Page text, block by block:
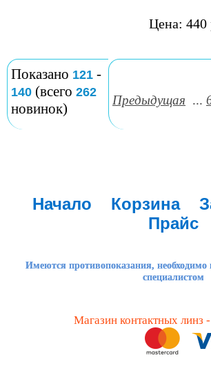
Цена: 440
Показано 121 -
140 (всего 262
новинок)
Предыдущая ...
Начало Корзина
Прайс
Имеются противопоказания, необходимо
специалистом
Магазин контактных линз